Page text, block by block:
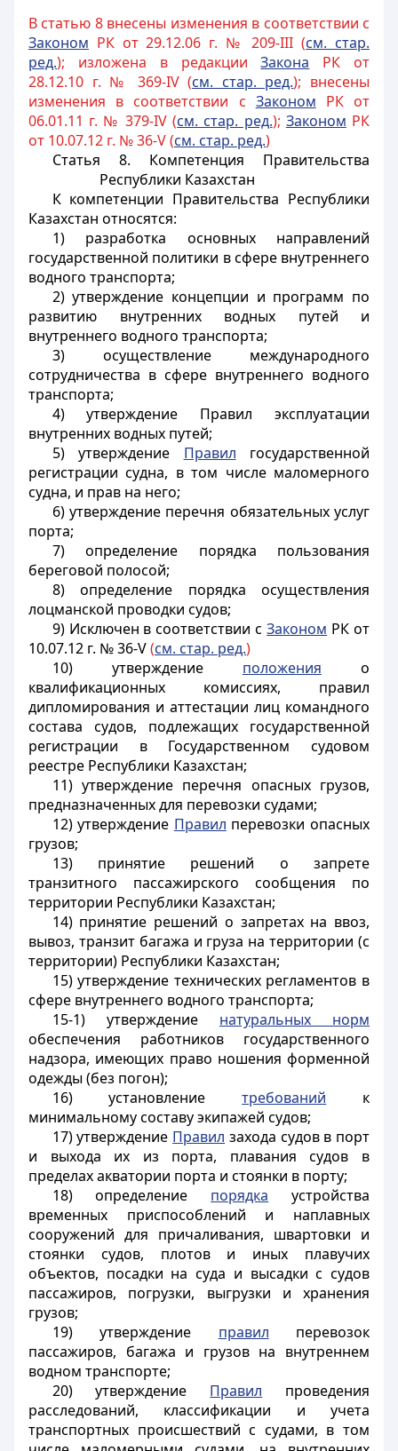
В статью 8 внесены изменения в соответствии с
Законом РК от 29.12.06 г. № 209-III (см. стар.
ред.); изложена в редакцииЗакона РК от
28.12.10 г. № 369-IV (см. стар. ред.); внесены
изменения в соответствии с Законом РК от
06.01.11 г. № 379-IV (см. стар. ред.); Законом РК
от 10.07.12 г. № 36-V (см. стар. ред.)
Статья 8. Компетенция Правительства
Республики Казахстан
К компетенции Правительства Республики
Казахстан относятся:
1) разработка основных направлений
государственной политики в сфере внутреннего
водного транспорта;
2) утверждение концепции и программ по
развитию внутренних водных путей и
внутреннего водного транспорта;
3) осуществление международного
сотрудничества в сфере внутреннего водного
транспорта;
4) утверждение Правил эксплуатации
внутренних водных путей;
5) утверждение Правил государственной
регистрации судна, в том числе маломерного
судна, и прав на него;
6) утверждение перечня обязательных услуг
порта;
7) определение порядка пользования
береговой полосой;
8) определение порядка осуществления
лоцманской проводки судов;
9) Исключен в соответствии сЗаконом РК от
10.07.12 г. № 36-V(см. стар. ред.)
10) утверждение положения о
квалификационных комиссиях, правил
дипломирования и аттестации лиц командного
состава судов, подлежащих государственной
регистрации в Государственном судовом
реестре Республики Казахстан;
11) утверждение перечня опасных грузов,
предназначенных для перевозки судами;
12) утверждение Правил перевозки опасных
грузов;
13) принятие решений о запрете
транзитного пассажирского сообщения по
территории Республики Казахстан;
14) принятие решений о запретах на ввоз,
вывоз, транзит багажа и груза на территории (с
территории) Республики Казахстан;
15) утверждение технических регламентов в
сфере внутреннего водного транспорта;
15-1) утверждение натуральных норм
обеспечения работников государственного
надзора, имеющих право ношения форменной
одежды (без погон);
16) установлениетребований к
минимальному составу экипажей судов;
17) утверждение Правил захода судов в порт
и выхода их из порта, плавания судов в
пределах акватории порта и стоянки в порту;
18) определение порядка устройства
временных приспособлений и наплавных
сооружений для причаливания, швартовки и
стоянки судов, плотов и иных плавучих
объектов, посадки на суда и высадки с судов
пассажиров, погрузки, выгрузки и хранения
грузов;
19) утверждение правил перевозок
пассажиров, багажа и грузов на внутреннем
водном транспорте;
20) утверждение Правил проведения
расследований, классификации и учета
транспортных происшествий с судами, в том